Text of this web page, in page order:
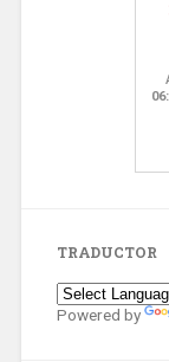
TRADUCTOR
Powered by